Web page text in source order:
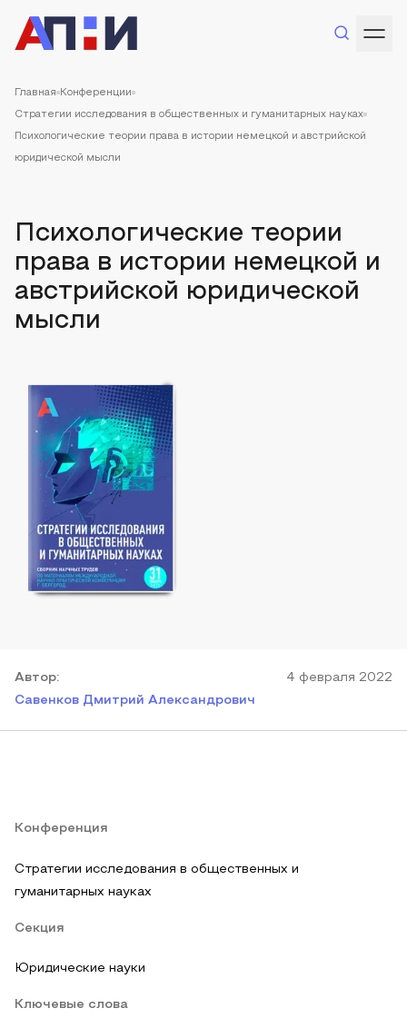
Главная Конференции
Стратегии исследования в общественных и гуманитарных науках
Психологические теории права в истории немецкой и австрийской
юридической мысли
Психологические теории
права в истории немецкой и
австрийской юридической
мысли
Автор:
Савенков Дмитрий Александрович
4 февраля 2022
Конференция
Стратегии исследования в общественных и
гуманитарных науках
Секция
Юридические науки
Ключевые слова